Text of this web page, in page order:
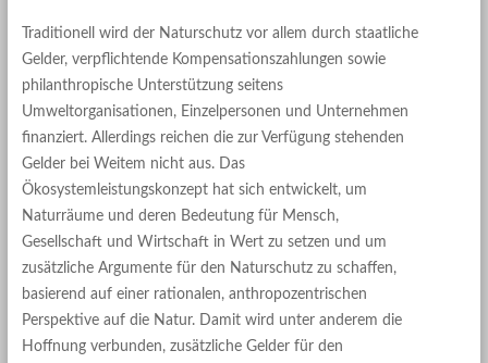
Traditionell wird der Naturschutz vor allem durch staatliche
Gelder, verpflichtende Kompensationszahlungen sowie
philanthropische Unterstützung seitens
Umweltorganisationen, Einzelpersonen und Unternehmen
finanziert. Allerdings reichen die zur Verfügung stehenden
Gelder bei Weitem nicht aus. Das
Ökosystemleistungskonzept hat sich entwickelt, um
Naturräume und deren Bedeutung für Mensch,
Gesellschaft und Wirtschaft in Wert zu setzen und um
zusätzliche Argumente für den Naturschutz zu schaffen,
basierend auf einer rationalen, anthropozentrischen
Perspektive auf die Natur. Damit wird unter anderem die
Hoffnung verbunden, zusätzliche Gelder für den